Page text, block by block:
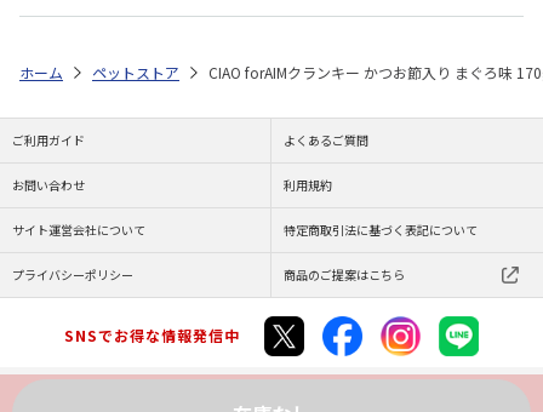
ホーム ペットストア CIAO forAIMクランキー かつお節入り まぐろ味
ご利用ガイド よくあるご質問
お問い合わせ 利用規約
サイト運営会社について 特定商取引法に基づく表記について
プライバシーポリシー 商品のご提案はこちら
SNSでお得な情報発信中